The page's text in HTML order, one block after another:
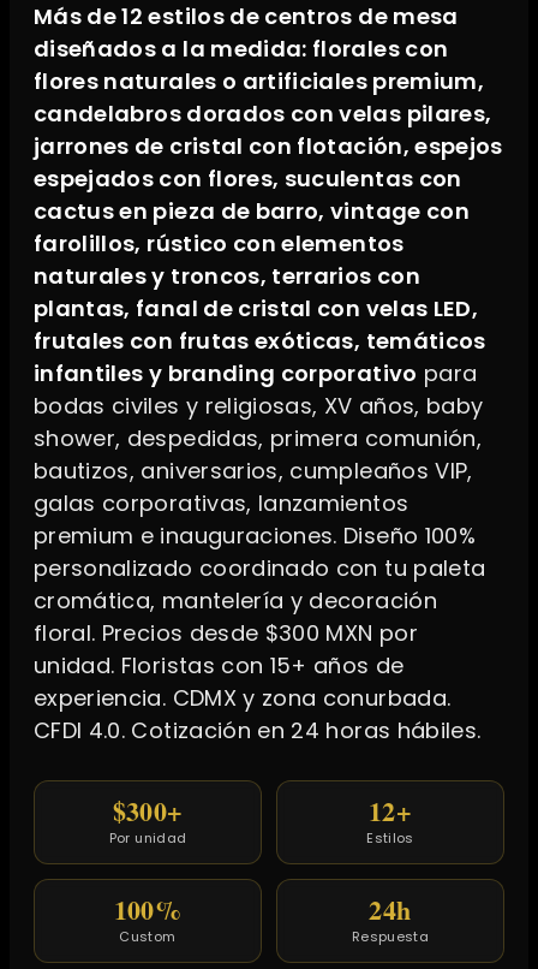
Más de 12 estilos de centros de mesa
diseñados a la medida: florales con
flores naturales o artificiales premium,
candelabros dorados con velas pilares,
jarrones de cristal con flotación, espejos
espejados con flores, suculentas con
cactus en pieza de barro, vintage con
farolillos, rústico con elementos
naturales y troncos, terrarios con
plantas, fanal de cristal con velas LED,
frutales con frutas exóticas, temáticos
infantiles y branding corporativo para
bodas civiles y religiosas, XV años, baby
shower, despedidas, primera comunión,
bautizos, aniversarios, cumpleaños VIP,
galas corporativas, lanzamientos
premium e inauguraciones. Diseño 100%
personalizado coordinado con tu paleta
cromática, mantelería y decoración
floral. Precios desde $300 MXN por
unidad. Floristas con 15+ años de
experiencia. CDMX y zona conurbada.
CFDI 4.0. Cotización en 24 horas hábiles.
$300+
Por unidad
12+
Estilos
100%
Custom
24h
Respuesta